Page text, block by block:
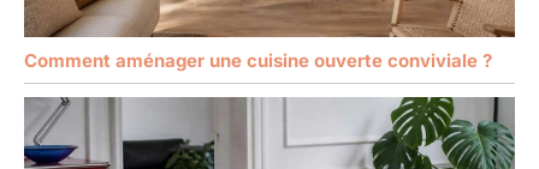
Comment aménager une cuisine ouverte conviviale ?